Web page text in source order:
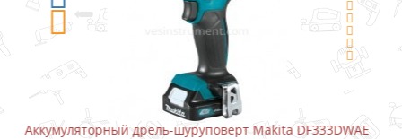
DF333DWAE Аккумуляторный шуруповерт-отвертка